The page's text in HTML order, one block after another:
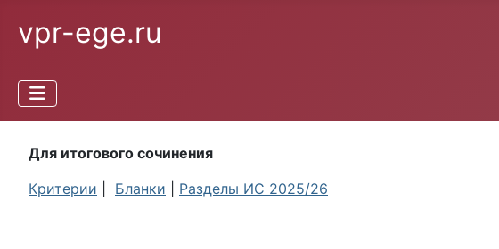
vpr-ege.ru
Для итогового сочинения
Критерии
Бланки Разделы ИС 2025/26